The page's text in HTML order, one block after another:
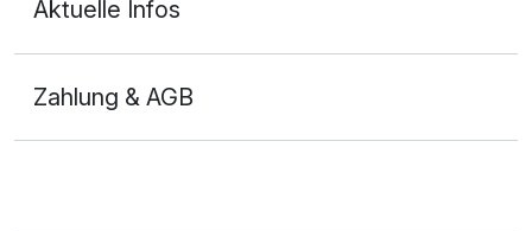
Aktuelle Infos
Zahlung & AGB